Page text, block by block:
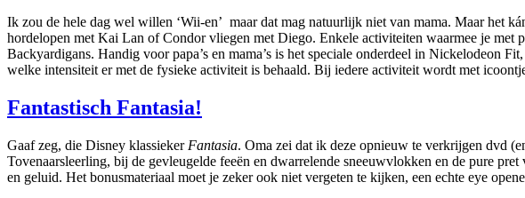
Ik zou de hele dag wel willen ‘Wii-en’ maar dat mag natuurlijk niet van mama. Maar het
hordelopen met Kai Lan of Condor vliegen met Diego. Enkele activiteiten waarmee je met
Backyardigans. Handig voor papa’s en mama’s is het speciale onderdeel in Nickelodeon
welke intensiteit er met de fysieke activiteit is behaald. Bij iedere activiteit wordt met
Fantastisch Fantasia!
Gaaf zeg, die Disney klassieker Fantasia. Oma zei dat ik deze opnieuw te verkrijgen dvd
Tovenaarsleerling, bij de gevleugelde feeën en dwarrelende sneeuwvlokken en de pure
en geluid. Het bonusmateriaal moet je zeker ook niet vergeten te kijken, een echte eye